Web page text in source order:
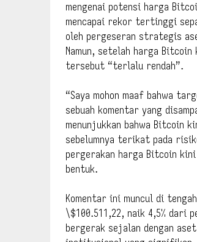
mengenai potensi harga
mencapai rekor tertinggi
oleh pergeseran strategis
Namun, setelah harga Bitcoin
tersebut “terlalu rendah”.
“Saya mohon maaf bahwa
sebuah komentar yang
menunjukkan bahwa Bitcoin
sebelumnya terikat pada
pergerakan harga Bitcoin
bentuk.
Komentar ini muncul di
\$100.511,22, naik 4,5% dari
bergerak sejalan dengan